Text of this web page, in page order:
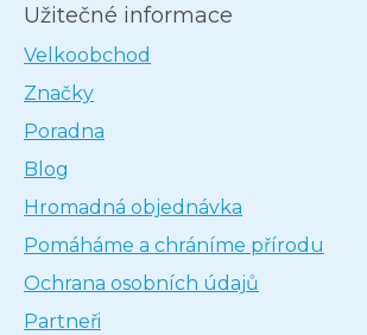
Užitečné informace
Velkoobchod
Značky
Poradna
Blog
Hromadná objednávka
Pomáháme a chráníme přírodu
Ochrana osobních údajů
Partneři